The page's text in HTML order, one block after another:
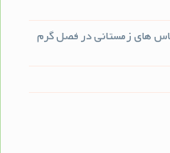
های زمستانی در فصل گرم